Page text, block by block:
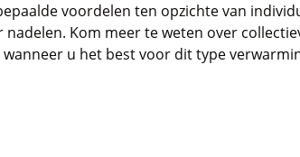
voordelen ten opzichte van
Kom meer te weten over
u het best voor dit type